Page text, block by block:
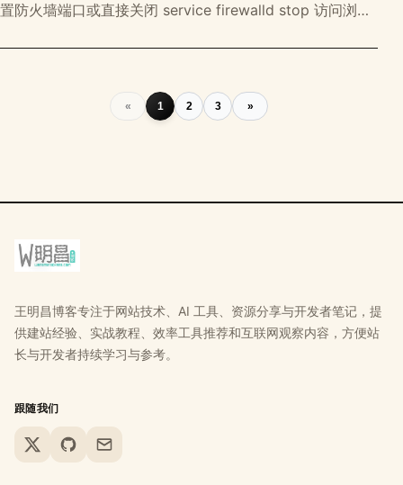
置防火墙端口或直接关闭 service firewalld stop 访问浏览
« 1 2 3 »
王明昌博客专注于网站技术、AI 工具、资源分享与开发者笔记，提
供建站经验、实战教程、效率工具推荐和互联网观察内容，方便站
长与开发者持续学习与参考。
跟随我们
X GitHubEmail